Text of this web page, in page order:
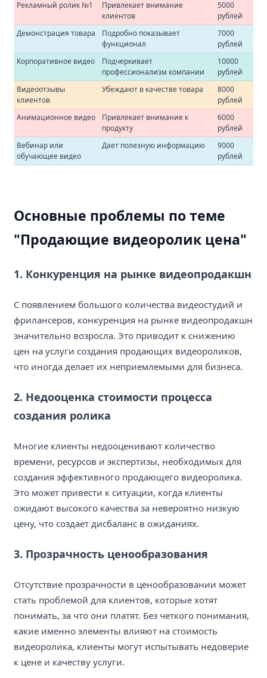
Рекламный ролик №1
Привлекает внимание
клиентов
5000
рублей
Демонстрация товара
Подробно показывает
функционал
7000
рублей
Корпоративное видео
Подчеркивает
профессионализм компании
10000
рублей
Видеоотзывы
клиентов
Убеждают в качестве товара
8000
рублей
Анимационное видео
Привлекает внимание к
продукту
6000
рублей
Вебинар или
обучающее видео
Дает полезную информацию
9000
рублей
Основные проблемы по теме
"Продающие видеоролик цена"
1. Конкуренция на рынке видеопродакшн
С появлением большого количества видеостудий и
фрилансеров, конкуренция на рынке видеопродакшн
значительно возросла. Это приводит к снижению
цен на услуги создания продающих видеороликов,
что иногда делает их неприемлемыми для бизнеса.
2. Недооценка стоимости процесса
создания ролика
Многие клиенты недооценивают количество
времени, ресурсов и экспертизы, необходимых для
создания эффективного продающего видеоролика.
Это может привести к ситуации, когда клиенты
ожидают высокого качества за невероятно низкую
цену, что создает дисбаланс в ожиданиях.
3. Прозрачность ценообразования
Отсутствие прозрачности в ценообразовании может
стать проблемой для клиентов, которые хотят
понимать, за что они платят. Без четкого понимания,
какие именно элементы влияют на стоимость
видеоролика, клиенты могут испытывать недоверие
к цене и качеству услуги.